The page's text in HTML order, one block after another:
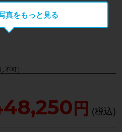
真をもっと見る
不可）